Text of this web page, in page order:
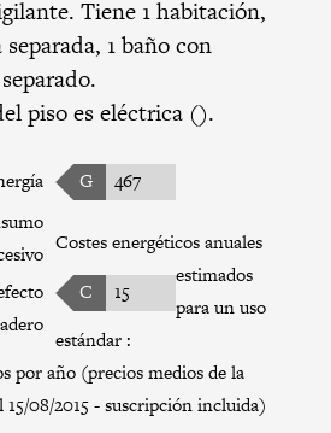
Tiene 1 habitación,
separada, 1 baño con
piso es eléctrica ().
G
467
C 15
Costes energéticos anuales
estimados
para un uso
estándar :
por año (precios medios de la
15/08/2015 - suscripción incluida)